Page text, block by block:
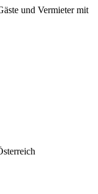
und Vermieter mit